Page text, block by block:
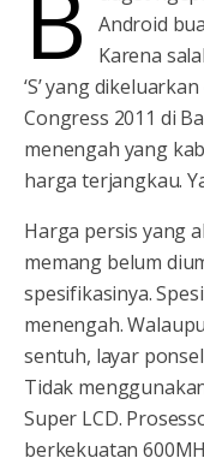
Android
Karena
‘S’ yang
Congress 2011 di
menengah yang
harga terjangkau.
Harga persis yang
memang belum
spesifikasinya.
menengah.
sentuh, layar
Tidak
Super LCD.
berkekuatan